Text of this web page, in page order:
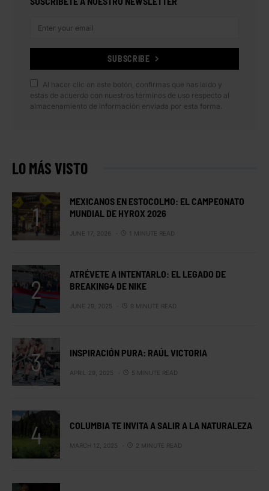
SUBSCRIBE
Al hacer clic en este botón, confirmas que has leído y
estas de acuerdo con nuestros términos de uso respecto al
almacenamiento de información enviada por esta forma.
LO MÁS VISTO
MEXICANOS EN ESTOCOLMO: EL CAMPEONATO
MUNDIAL DE HYROX 2026
JUNE 17, 2026 1 MINUTE READ
ATRÉVETE A INTENTARLO: EL LEGADO DE
BREAKING4 DE NIKE
JUNE 29, 2025 9 MINUTE READ
INSPIRACIÓN PURA: RAÚL VICTORIA
APRIL 29, 2025 5 MINUTE READ
COLUMBIA TE INVITA A SALIR A LA NATURALEZA
MARCH 12, 2025 2 MINUTE READ